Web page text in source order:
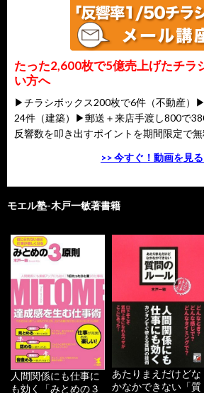
たった2,600枚で5億売上げたチラ
い方へ
▶チラシボックス200枚で6件（不動産）
24件（建築）▶郵送＋来店手渡し800で
反響数を叩き出すポイントを期間限定で
>> 今すぐ！動画を見
モエル塾-木戸一敏著書籍
人間関係にも仕事に
も効く「みとめの３
あたりまえだけどな
かなかできない「質